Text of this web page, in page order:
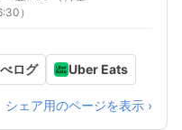
）
ログ Uber Eats
シェア用のページを表示 ›